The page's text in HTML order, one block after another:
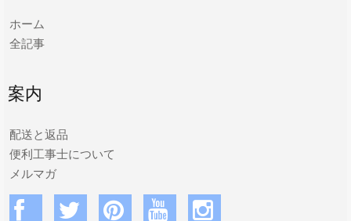
ホーム
全記事
案内
配送と返品
便利工事士について
メルマガ